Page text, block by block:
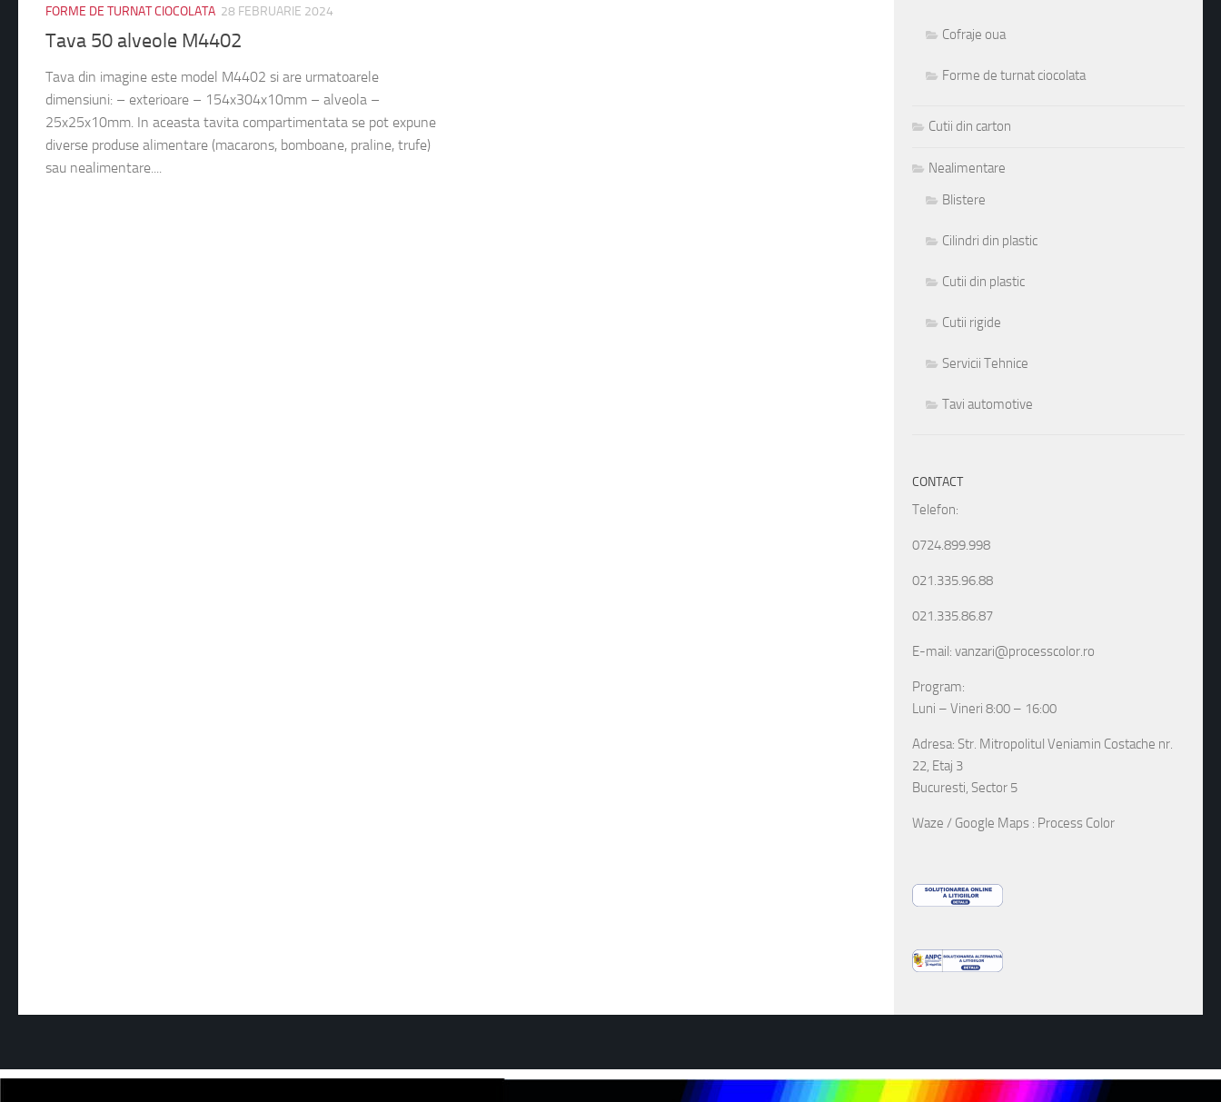
FORME DE TURNAT CIOCOLATA 28 FEBRUARIE 2024
Tava 50 alveole M4402
Tava din imagine este model M4402 si are urmatoarele
dimensiuni: – exterioare – 154x304x10mm – alveola –
25x25x10mm. In aceasta tavita compartimentata se pot expune
diverse produse alimentare (macarons, bomboane, praline, trufe)
sau nealimentare....
Cofraje oua
Forme de turnat ciocolata
Cutii din carton
Nealimentare
Blistere
Cilindri din plastic
Cutii din plastic
Cutii rigide
Servicii Tehnice
Tavi automotive
CONTACT
Telefon:
0724.899.998
021.335.96.88
021.335.86.87
E-mail: vanzari@processcolor.ro
Program:
Luni – Vineri 8:00 – 16:00
Adresa: Str. Mitropolitul Veniamin Costache nr.
22, Etaj 3
Bucuresti, Sector 5
Waze / Google Maps : Process Color